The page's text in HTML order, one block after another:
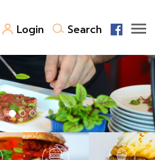
Login Search